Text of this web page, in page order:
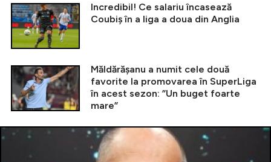
Incredibil! Ce salariu încasează
Coubiș în a liga a doua din Anglia
Măldărășanu a numit cele două
favorite la promovarea în SuperLiga
în acest sezon: ”Un buget foarte
mare”